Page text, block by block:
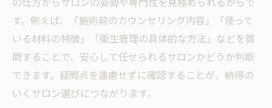
プライベート空間が魅力のネイルサロンを
探す
癒しの時間を提供するネイルサロンの工夫
完全個室対応ネイルサロンのメリット
リラクゼーション重視のネイルサロンで心
す。例えば、「施術前のカウンセリング内容」「使って
いる材料の特徴」「衛生管理の具体的な方法」などを質
問することで、安心して任せられるサロンかどうか判断
できます。疑問点を遠慮せずに確認することが、納得の
いくサロン選びにつながります。